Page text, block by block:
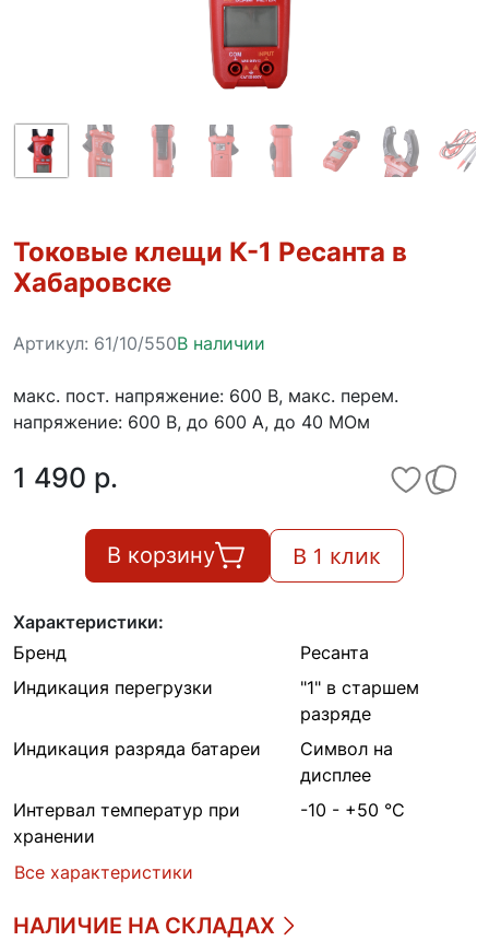
Токовые клещи К-1 Ресанта в
Хабаровске
Артикул: 61/10/550В наличии
мaкс. пост. напряжение: 600 В, мaкс. перем.
напряжение: 600 В, до 600 А, до 40 МОм
1 490 p.
В корзину В 1 клик
Характеристики:
Бренд
Ресанта
Индикация перегрузки
"1" в старшем
разряде
Индикация разряда батареи
Символ на
дисплее
Интервал температур при
хранении
-10 - +50 °С
Все характеристики
НАЛИЧИЕ НА СКЛАДАХ